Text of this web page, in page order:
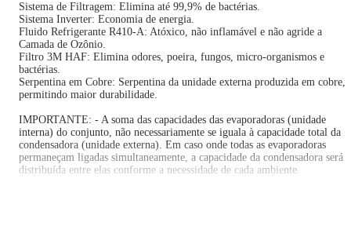
Sistema de Filtragem: Elimina até 99,9% de bactérias.
Sistema Inverter: Economia de energia.
Fluido Refrigerante R410-A: Atóxico, não inflamável e não agride a
Camada de Ozônio.
Filtro 3M HAF: Elimina odores, poeira, fungos, micro-organismos e
bactérias.
Serpentina em Cobre: Serpentina da unidade externa produzida em cobre,
permitindo maior durabilidade.
IMPORTANTE: - A soma das capacidades das evaporadoras (unidade
interna) do conjunto, não necessariamente se iguala à capacidade total da
condensadora (unidade externa). Em caso onde todas as evaporadoras
permaneçam ligadas simultaneamente, a capacidade da condensadora será
distribuída entre elas conforme a necessidade de cada ambiente.